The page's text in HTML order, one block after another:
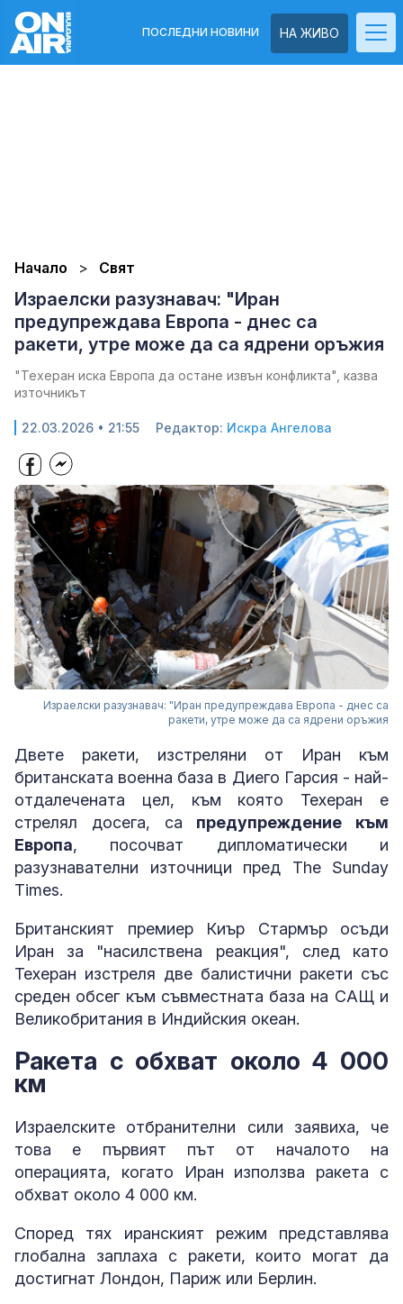
НА ЖИВО
ПОСЛЕДНИ НОВИНИ
Начало Свят
Израелски разузнавач: "Иран
предупреждава Европа - днес са
ракети, утре може да са ядрени оръжия
"Техеран иска Европа да остане извън конфликта", казва
източникът
22.03.2026 • 21:55 Редактор: Искра Ангелова
Израелски разузнавач: "Иран предупреждава Европа - днес са
ракети, утре може да са ядрени оръжия
Двете ракети, изстреляни от Иран към
британската военна база в Диего Гарсия - най-
отдалечената цел, към която Техеран е
стрелял досега, са предупреждение към
Европа, посочват дипломатически и
разузнавателни източници пред The Sunday
Times.
Британският премиер Киър Стармър осъди
Иран за "насилствена реакция", след като
Техеран изстреля две балистични ракети със
среден обсег към съвместната база на САЩ и
Великобритания в Индийския океан.
Ракета с обхват около 4 000
км
Израелските отбранителни сили заявиха, че
това е първият път от началото на
операцията, когато Иран използва ракета с
обхват около 4 000 км.
Според тях иранският режим представлява
глобална заплаха с ракети, които могат да
достигнат Лондон, Париж или Берлин.